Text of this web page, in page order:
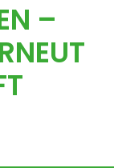
ÜBER UNS
–